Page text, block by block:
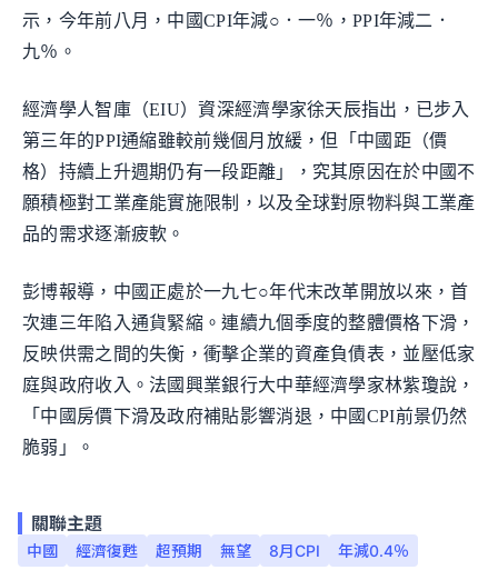
示，今年前八月，中國CPI年減○．一％，PPI年減二．
九％。
經濟學人智庫（EIU）資深經濟學家徐天辰指出，已步入
第三年的PPI通縮雖較前幾個月放緩，但「中國距（價
格）持續上升週期仍有一段距離」，究其原因在於中國不
願積極對工業產能實施限制，以及全球對原物料與工業產
品的需求逐漸疲軟。
彭博報導，中國正處於一九七○年代末改革開放以來，首
次連三年陷入通貨緊縮。連續九個季度的整體價格下滑，
反映供需之間的失衡，衝擊企業的資產負債表，並壓低家
庭與政府收入。法國興業銀行大中華經濟學家林紫瓊說，
「中國房價下滑及政府補貼影響消退，中國CPI前景仍然
脆弱」。
關聯主題
中國 經濟復甦 超預期 無望 8月CPI 年減0.4％